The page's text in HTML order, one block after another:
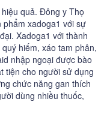
quả. Đông y Thọ
xadoga1 với sự
Xadoga1 với thành
hiếm, xáo tam phân,
nhập ngoại được bào
tiện cho người sử dụng
chức năng gan thích
dùng nhiều thuốc,